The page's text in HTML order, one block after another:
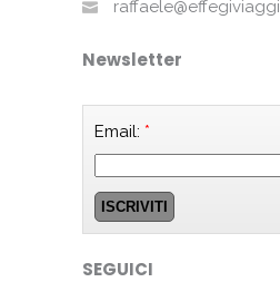
Newsletter
Email: *
SEGUICI